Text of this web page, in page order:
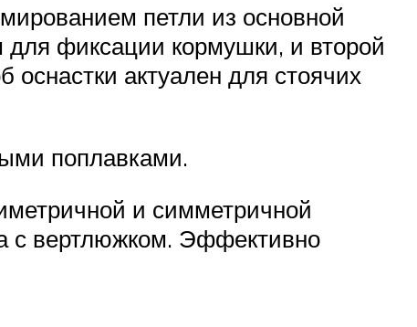
петли из основной
для фиксации кормушки, и второй
актуален для стоячих
поплавками.
и симметричной
с вертлюжком. Эффективно